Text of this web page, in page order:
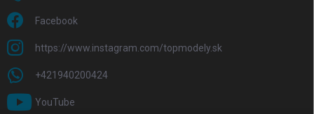
Facebook
https://www.instagram.com/topmodely.sk
+421940200424
YouTube